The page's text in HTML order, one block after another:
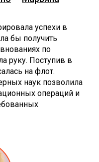
успехи в
бы получить
по
руку. Поступив в
на флот.
наук позволила
операций и